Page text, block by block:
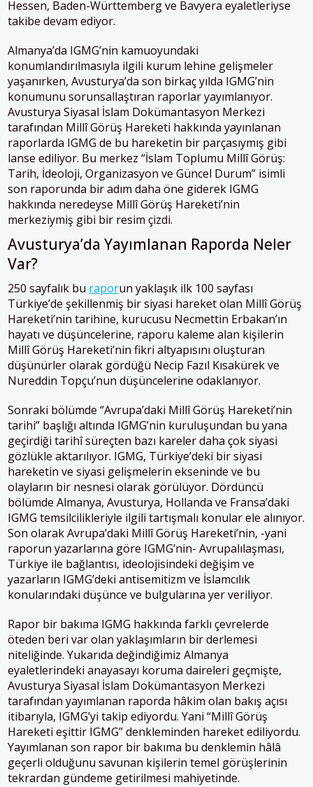
Hessen, Baden-Württemberg ve Bavyera eyaletleriyse
takibe devam ediyor.
Almanya’da IGMG’nin kamuoyundaki
konumlandırılmasıyla ilgili kurum lehine gelişmeler
yaşanırken, Avusturya’da son birkaç yılda IGMG’nin
konumunu sorunsallaştıran raporlar yayımlanıyor.
Avusturya Siyasal İslam Dokümantasyon Merkezi
tarafından Millî Görüş Hareketi hakkında yayınlanan
raporlarda IGMG de bu hareketin bir parçasıymış gibi
lanse ediliyor. Bu merkez “İslam Toplumu Millî Görüş:
Tarih, İdeoloji, Organizasyon ve Güncel Durum” isimli
son raporunda bir adım daha öne giderek IGMG
hakkında neredeyse Millî Görüş Hareketi’nin
merkeziymiş gibi bir resim çizdi.
Avusturya’da Yayımlanan Raporda Neler
Var?
250 sayfalık bu raporun yaklaşık ilk 100 sayfası
Türkiye’de şekillenmiş bir siyasi hareket olan Millî Görüş
Hareketi’nin tarihine, kurucusu Necmettin Erbakan’ın
hayatı ve düşüncelerine, raporu kaleme alan kişilerin
Millî Görüş Hareketi’nin fikri altyapısını oluşturan
düşünürler olarak gördüğü Necip Fazıl Kısakürek ve
Nureddin Topçu’nun düşüncelerine odaklanıyor.
Sonraki bölümde “Avrupa’daki Millî Görüş Hareketi’nin
tarihi” başlığı altında IGMG’nin kuruluşundan bu yana
geçirdiği tarihî süreçten bazı kareler daha çok siyasi
gözlükle aktarılıyor. IGMG, Türkiye’deki bir siyasi
hareketin ve siyasi gelişmelerin ekseninde ve bu
olayların bir nesnesi olarak görülüyor. Dördüncü
bölümde Almanya, Avusturya, Hollanda ve Fransa’daki
IGMG temsilcilikleriyle ilgili tartışmalı konular ele alınıyor.
Son olarak Avrupa’daki Millî Görüş Hareketi’nin, -yani
raporun yazarlarına göre IGMG’nin- Avrupalılaşması,
Türkiye ile bağlantısı, ideolojisindeki değişim ve
yazarların IGMG’deki antisemitizm ve İslamcılık
konularındaki düşünce ve bulgularına yer veriliyor.
Rapor bir bakıma IGMG hakkında farklı çevrelerde
öteden beri var olan yaklaşımların bir derlemesi
niteliğinde. Yukarıda değindiğimiz Almanya
eyaletlerindeki anayasayı koruma daireleri geçmişte,
Avusturya Siyasal İslam Dokümantasyon Merkezi
tarafından yayımlanan raporda hâkim olan bakış açısı
itibarıyla, IGMG’yi takip ediyordu. Yani “Millî Görüş
Hareketi eşittir IGMG” denkleminden hareket ediliyordu.
Yayımlanan son rapor bir bakıma bu denklemin hâlâ
geçerli olduğunu savunan kişilerin temel görüşlerinin
tekrardan gündeme getirilmesi mahiyetinde.